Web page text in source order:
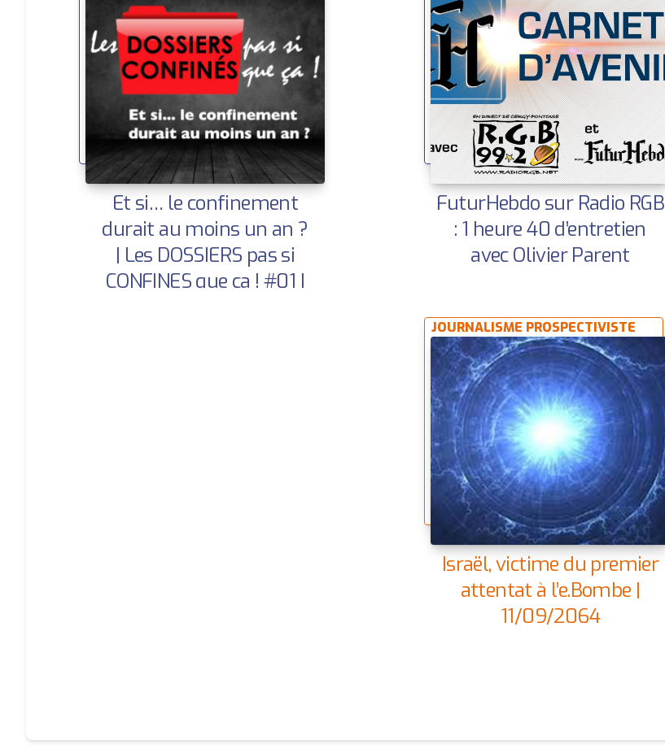
Et si… le confinement
durait au moins un an ?
| Les DOSSIERS pas si
CONFINES que ça ! #01 |
FuturHebdo sur Radio RGB
: 1 heure 40 d’entretien
avec Olivier Parent
JOURNALISME PROSPECTIVISTE
Israël, victime du premier
attentat à l’e.Bombe |
11/09/2064